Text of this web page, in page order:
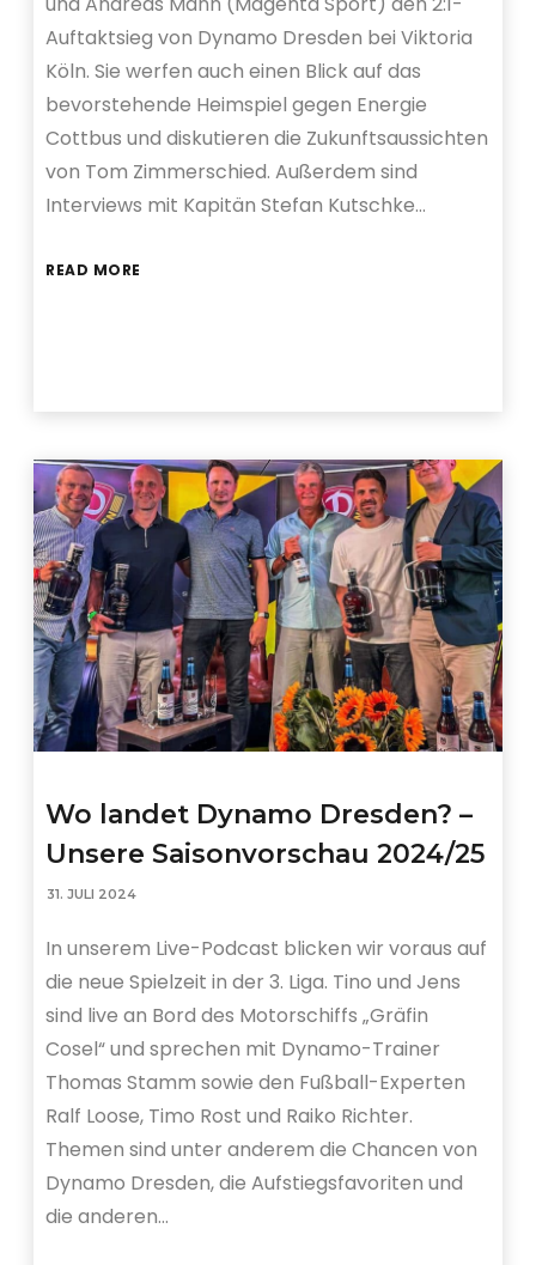
Auftaktsieg von Dynamo Dresden bei Viktoria
Köln. Sie werfen auch einen Blick auf das
bevorstehende Heimspiel gegen Energie
Cottbus und diskutieren die Zukunftsaussichten
von Tom Zimmerschied. Außerdem sind
Interviews mit Kapitän Stefan Kutschke…
READ MORE
Wo landet Dynamo Dresden? –
Unsere Saisonvorschau 2024/25
31. JULI 2024
In unserem Live-Podcast blicken wir voraus auf
die neue Spielzeit in der 3. Liga. Tino und Jens
sind live an Bord des Motorschiffs „Gräfin
Cosel“ und sprechen mit Dynamo-Trainer
Thomas Stamm sowie den Fußball-Experten
Ralf Loose, Timo Rost und Raiko Richter.
Themen sind unter anderem die Chancen von
Dynamo Dresden, die Aufstiegsfavoriten und
die anderen…